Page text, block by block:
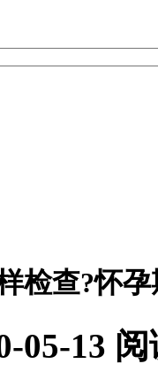
检查?怀
05-13